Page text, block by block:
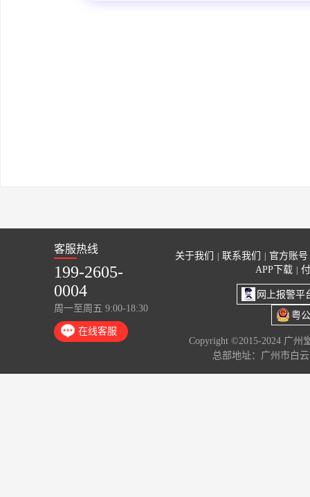
客服热线
199-2605-
0004
周一至周五 9:00-18:30
在线客服
关于我们 联系我们
官方账号
APP下载
网上报警平
粤
Copyright ©2015-2024 广州
总部地址：广州市白